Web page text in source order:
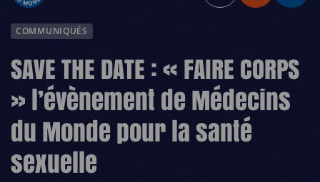
COMMUNIQUÉS
SAVE THE DATE : « FAIRE CORPS
» l’évènement de Médecins
du Monde pour la santé
sexuelle